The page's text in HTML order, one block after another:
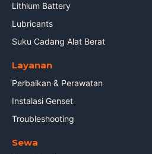
Lithium Battery
Lubricants
Suku Cadang Alat Berat
Layanan
Perbaikan & Perawatan
Instalasi Genset
Troubleshooting
Sewa